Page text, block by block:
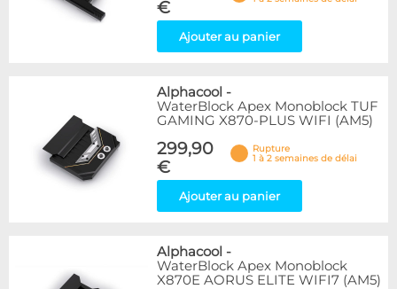
€
Ajouter au panier
Alphacool -
WaterBlock Apex Monoblock TUF
GAMING X870-PLUS WIFI (AM5)
299,90
€
Rupture
1 à 2 semaines de délai
Ajouter au panier
Alphacool -
WaterBlock Apex Monoblock
X870E AORUS ELITE WIFI7 (AM5)